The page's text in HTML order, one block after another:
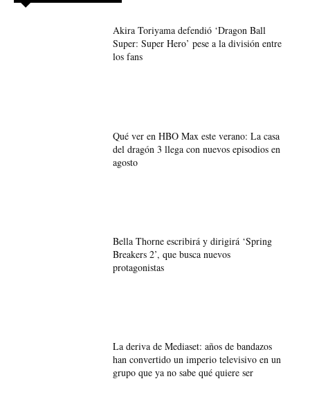
Akira Toriyama defendió ‘Dragon Ball
Super: Super Hero’ pese a la división entre
los fans
Qué ver en HBO Max este verano: La casa
del dragón 3 llega con nuevos episodios en
agosto
Bella Thorne escribirá y dirigirá ‘Spring
Breakers 2’, que busca nuevos
protagonistas
La deriva de Mediaset: años de bandazos
han convertido un imperio televisivo en un
grupo que ya no sabe qué quiere ser